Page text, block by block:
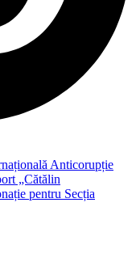
Anticorupție
„Cătălin
pentru Secția